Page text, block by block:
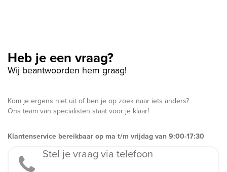
Heb je een vraag?
Wij beantwoorden hem graag!
Kom je ergens niet uit of ben je op zoek naar iets anders?
Ons team van specialisten staat voor je klaar!
Klantenservice bereikbaar op ma t/m vrijdag van 9:00-17:30
Stel je vraag via telefoon